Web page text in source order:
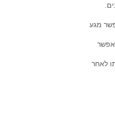
מגע
לאחר